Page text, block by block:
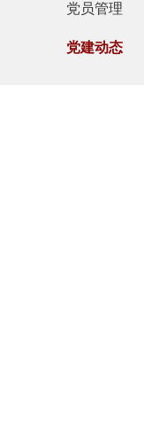
党员管理
党建动态